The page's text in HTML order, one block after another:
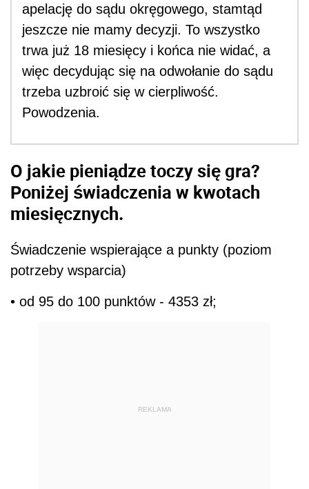
apelację do sądu okręgowego, stamtąd
jeszcze nie mamy decyzji. To wszystko
trwa już 18 miesięcy i końca nie widać, a
więc decydując się na odwołanie do sądu
trzeba uzbroić się w cierpliwość.
Powodzenia.
O jakie pieniądze toczy się gra?
Poniżej świadczenia w kwotach
miesięcznych.
Świadczenie wspierające a punkty (poziom
potrzeby wsparcia)
• od 95 do 100 punktów - 4353 zł;
REKLAMA